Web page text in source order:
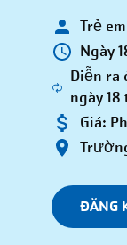
Trẻ
Ngày
Diễn ra
ngày
Giá:
ĐĂNG